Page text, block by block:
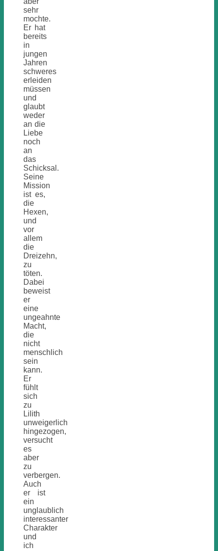
sehr
mochte.
Er hat
bereits
in
jungen
Jahren
schweres
erleiden
müssen
und
glaubt
weder
an die
Liebe
noch
an
das
Schicksal.
Seine
Mission
ist es,
die
Hexen,
und
vor
allem
die
Dreizehn,
zu
töten.
Dabei
beweist
er
eine
ungeahnte
Macht,
die
nicht
menschlich
sein
kann.
Er
fühlt
sich
zu
Lilith
unweigerlich
hingezogen,
versucht
es
aber
zu
verbergen.
Auch
er ist
ein
unglaublich
interessanter
Charakter
und
ich